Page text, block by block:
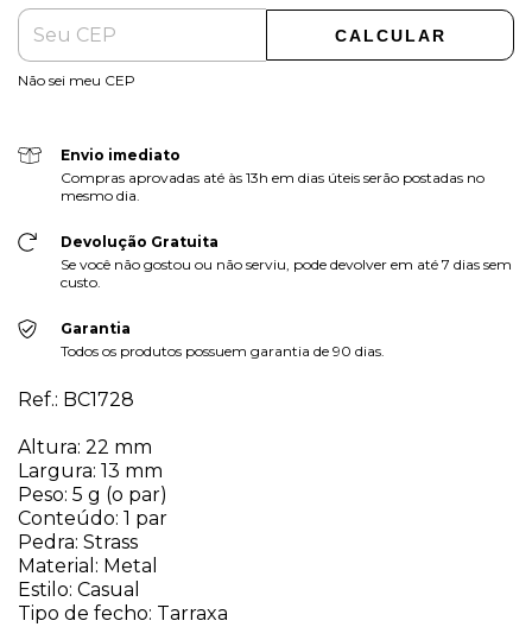
CALCULAR
Não sei meu CEP
Envio imediato
Compras aprovadas até às 13h em dias úteis serão postadas no
mesmo dia.
Devolução Gratuita
Se você não gostou ou não serviu, pode devolver em até 7 dias sem
custo.
Garantia
Todos os produtos possuem garantia de 90 dias.
Ref.: BC1728
Altura: 22 mm
Largura: 13 mm
Peso: 5 g (o par)
Conteúdo: 1 par
Pedra: Strass
Material: Metal
Estilo: Casual
Tipo de fecho: Tarraxa